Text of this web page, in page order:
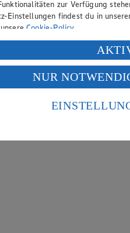
zur Verfügung
Einstellungen findest du in
Cookie-Policy.
deiner personenbezogenen
„Aktivieren“ klickst, willigst du
Daten in den USA verarbeitet
europäischen Standards nicht
Zugriffs durch US-amerikanische
NUR